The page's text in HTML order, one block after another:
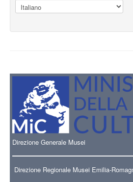
Direzione Generale Musei
Direzione Regionale Musei Emilia-